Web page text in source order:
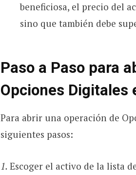
beneficiosa, el precio del
sino que también debe
Paso a Paso para
Opciones Digitales
Para abrir una operación de
siguientes pasos:
1. Escoger el activo de la lista